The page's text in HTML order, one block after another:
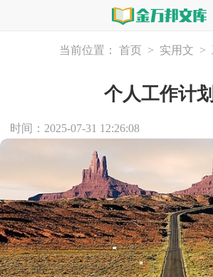
当前位置： 首页 > 实用文 >
个人工作计划
时间：2025-07-31 12:26:08